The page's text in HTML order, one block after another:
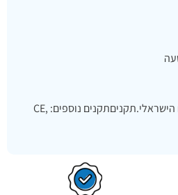
עמידה תקן של מכון התקנים הישראלי.תקניםתקנים נוספים: CE,